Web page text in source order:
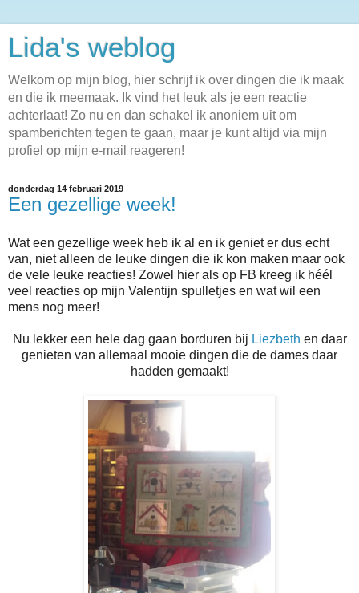
Lida's weblog
Welkom op mijn blog, hier schrijf ik over dingen die ik maak
en die ik meemaak. Ik vind het leuk als je een reactie
achterlaat! Zo nu en dan schakel ik anoniem uit om
spamberichten tegen te gaan, maar je kunt altijd via mijn
profiel op mijn e-mail reageren!
donderdag 14 februari 2019
Een gezellige week!
Wat een gezellige week heb ik al en ik geniet er dus echt
van, niet alleen de leuke dingen die ik kon maken maar ook
de vele leuke reacties! Zowel hier als op FB kreeg ik héél
veel reacties op mijn Valentijn spulletjes en wat wil een
mens nog meer!
Nu lekker een hele dag gaan borduren bij Liezbeth en daar
genieten van allemaal mooie dingen die de dames daar
hadden gemaakt!